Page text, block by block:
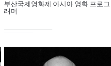
부산국제영화제 아시아 영화 프로그
래머